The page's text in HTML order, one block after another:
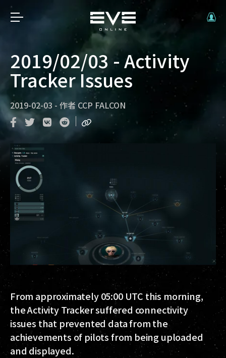
2019/02/03 - Activity
Tracker Issues
2019-02-03 - 作者 CCP FALCON
From approximately 05:00 UTC this morning,
the Activity Tracker suffered connectivity
issues that prevented data from the
achievements of pilots from being uploaded
and displayed.